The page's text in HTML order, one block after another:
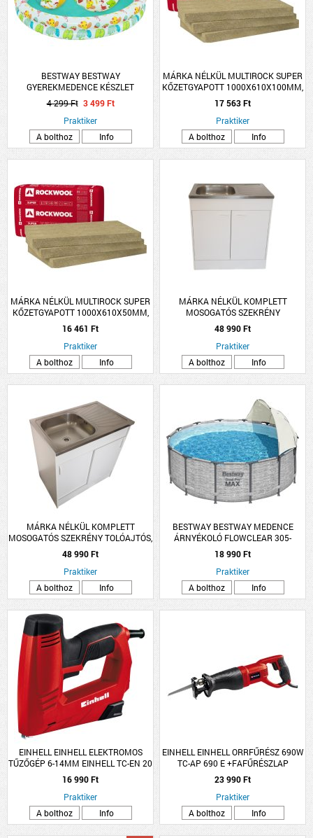
BESTWAY BESTWAY
GYEREKMEDENCE KÉSZLET
122X20CM
4 299 Ft 3 499 Ft
Praktiker
A bolthoz
Info
MÁRKA NÉLKÜL MULTIROCK SUPER
KŐZETGYAPOTT 1000X610X100MM,
0.039W/M-K
17 563 Ft
Praktiker
A bolthoz
Info
MÁRKA NÉLKÜL MULTIROCK SUPER
KŐZETGYAPOTT 1000X610X50MM,
0.039W/M-K
16 461 Ft
Praktiker
A bolthoz
Info
MÁRKA NÉLKÜL KOMPLETT
MOSOGATÓS SZEKRÉNY
NYÍLÓAJTÓS, EGYMEDENCÉS TÁLLAL
80X50CM FEHÉR
48 990 Ft
Praktiker
A bolthoz
Info
MÁRKA NÉLKÜL KOMPLETT
MOSOGATÓS SZEKRÉNY TOLÓAJTÓS,
EGYMEDENCÉS TÁLLAL 80X50CM
FEHÉR
48 990 Ft
Praktiker
A bolthoz
Info
BESTWAY BESTWAY MEDENCE
ÁRNYÉKOLÓ FLOWCLEAR 305-
549CM KEREK MEDENCÉKHEZ
18 990 Ft
Praktiker
A bolthoz
Info
EINHELL EINHELL ELEKTROMOS
TŰZŐGÉP 6-14MM EINHELL TC-EN 20
E, TŰZŐKAPOCSSAL ÉS SZEGGEL
16 990 Ft
Praktiker
A bolthoz
Info
EINHELL EINHELL ORRFŰRÉSZ 690W
TC-AP 690 E +FAFŰRÉSZLAP
23 990 Ft
Praktiker
A bolthoz
Info